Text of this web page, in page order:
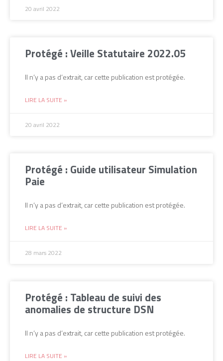
20 avril 2022
Protégé : Veille Statutaire 2022.05
Il n’y a pas d’extrait, car cette publication est protégée.
LIRE LA SUITE »
20 avril 2022
Protégé : Guide utilisateur Simulation
Paie
Il n’y a pas d’extrait, car cette publication est protégée.
LIRE LA SUITE »
28 mars 2022
Protégé : Tableau de suivi des
anomalies de structure DSN
Il n’y a pas d’extrait, car cette publication est protégée.
LIRE LA SUITE »